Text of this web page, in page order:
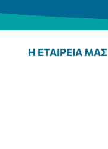
Η ΕΤΑΙΡΕΙΑ ΜΑΣ